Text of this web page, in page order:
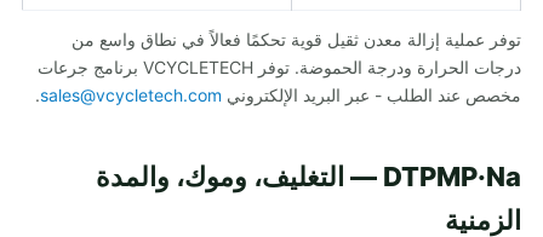
توفر عملية إزالة معدن ثقيل قوية تحكمًا فعالاً في نطاق واسع من
درجات الحرارة ودرجة الحموضة. توفر VCYCLETECH برنامج جرعات
مخصص عند الطلب - عبر البريد الإلكتروني sales@vcycletech.com
.
DTPMP·Na — التغليف، وموك، والمدة
الزمنية